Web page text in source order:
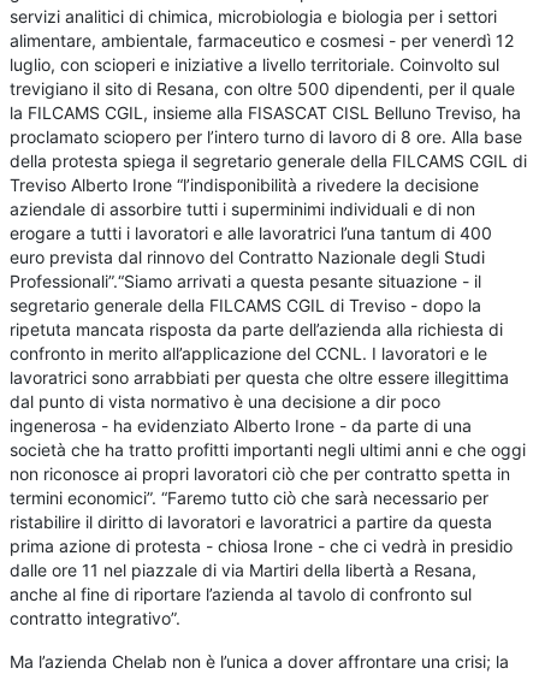
servizi analitici di chimica, microbiologia e biologia per i settori
alimentare, ambientale, farmaceutico e cosmesi - per venerdì 12
luglio, con scioperi e iniziative a livello territoriale. Coinvolto sul
trevigiano il sito di Resana, con oltre 500 dipendenti, per il quale
la FILCAMS CGIL, insieme alla FISASCAT CISL Belluno Treviso, ha
proclamato sciopero per l’intero turno di lavoro di 8 ore. Alla base
della protesta spiega il segretario generale della FILCAMS CGIL di
Treviso Alberto Irone “l’indisponibilità a rivedere la decisione
aziendale di assorbire tutti i superminimi individuali e di non
erogare a tutti i lavoratori e alle lavoratrici l’una tantum di 400
euro prevista dal rinnovo del Contratto Nazionale degli Studi
Professionali”.“Siamo arrivati a questa pesante situazione - il
segretario generale della FILCAMS CGIL di Treviso - dopo la
ripetuta mancata risposta da parte dell’azienda alla richiesta di
confronto in merito all’applicazione del CCNL. I lavoratori e le
lavoratrici sono arrabbiati per questa che oltre essere illegittima
dal punto di vista normativo è una decisione a dir poco
ingenerosa - ha evidenziato Alberto Irone - da parte di una
società che ha tratto profitti importanti negli ultimi anni e che oggi
non riconosce ai propri lavoratori ciò che per contratto spetta in
termini economici”. “Faremo tutto ciò che sarà necessario per
ristabilire il diritto di lavoratori e lavoratrici a partire da questa
prima azione di protesta - chiosa Irone - che ci vedrà in presidio
dalle ore 11 nel piazzale di via Martiri della libertà a Resana,
anche al fine di riportare l’azienda al tavolo di confronto sul
contratto integrativo”.
Ma l’azienda Chelab non è l’unica a dover affrontare una crisi; la